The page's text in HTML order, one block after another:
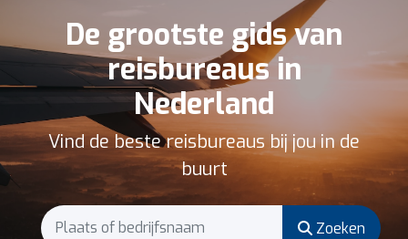
De grootste gids van
reisbureaus in
Nederland
Vind de beste reisbureaus bij jou in de
buurt
Zoeken